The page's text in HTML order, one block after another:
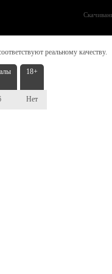
реальному качеству.
18+
Нет